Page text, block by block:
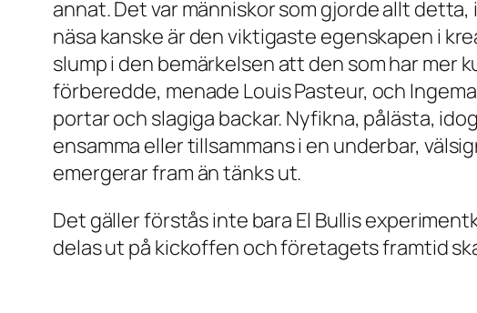
annat. Det var människor som gjorde allt
näsa kanske är den viktigaste egenskapen i
slump i den bemärkelsen att den som har mer
förberedde, menade Louis Pasteur, och
portar och slagiga backar. Nyfikna, pålästa,
ensamma eller tillsammans i en underbar,
emergerarfram än tänks ut.
Det gäller förstås inte bara El Bullis
delas ut på kickoffen och företagets framtid